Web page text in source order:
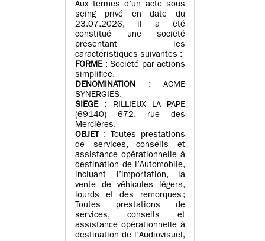
Aux termes d’un acte sous
seing privé en date du
23.07.2026, il a été
constitué une société
présentant les
caractéristiques suivantes :
FORME: Société par actions
simplifiée.
DENOMINATION : ACME
SYNERGIES.
SIEGE: RILLIEUX LA PAPE
(69140) 672, rue des
Mercières.
OBJET
: Toutes prestations
de services, conseils et
assistance opérationnelle à
destination de l’Automobile,
incluant l’importation, la
vente de véhicules légers,
lourds et des remorques ;
Toutes prestations de
services, conseils et
assistance opérationnelle à
destination de l’Audiovisuel,